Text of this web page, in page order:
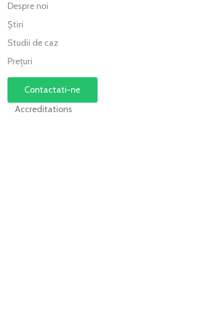
Despre noi
Știri
Studii de caz
Prețuri
Contactati-ne
Accreditations